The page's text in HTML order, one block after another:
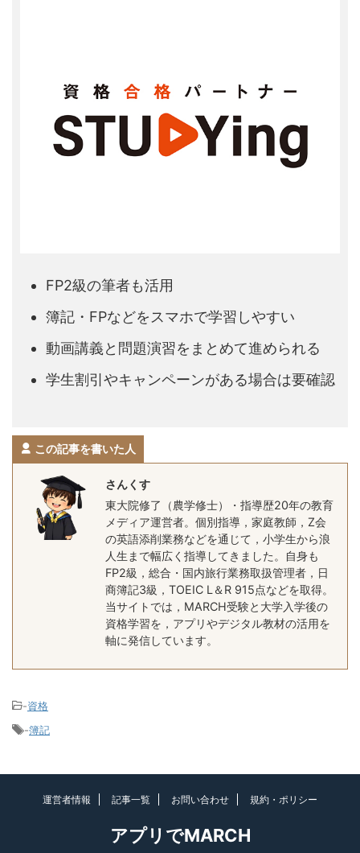
FP2級の筆者も活用
簿記・FPなどをスマホで学習しやすい
動画講義と問題演習をまとめて進められる
学生割引やキャンペーンがある場合は要確認
この記事を書いた人
さんくす
東大院修了（農学修士）・指導歴20年の教育
メディア運営者。個別指導，家庭教師，Z会
の英語添削業務などを通じて，小学生から浪
人生まで幅広く指導してきました。自身も
FP2級，総合・国内旅行業務取扱管理者，日
商簿記3級，TOEIC L＆R 915点などを取得。
当サイトでは，MARCH受験と大学入学後の
資格学習を，アプリやデジタル教材の活用を
軸に発信しています。
-資格
-簿記
運営者情報 記事一覧 お問い合わせ 規約・ポリシー
アプリでMARCH